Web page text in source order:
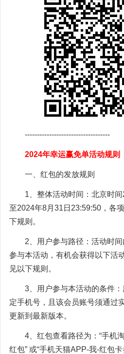
-----------------------------------
2024年幸运赢免单活动规则
一、红包的发放规则
1、整体活动时间：北京时
至2024年8月31日23:59:50，各
下规则。
2、用户参与路径：活动时
参与本活动，有机会获得以下活
见以下规则。
3、用户参与本活动的条件
定手机号，且该会员账号须通过
更新到最新版本。
4、红包查看路径为：“手机
红包” 或“手机天猫APP-我-红包卡